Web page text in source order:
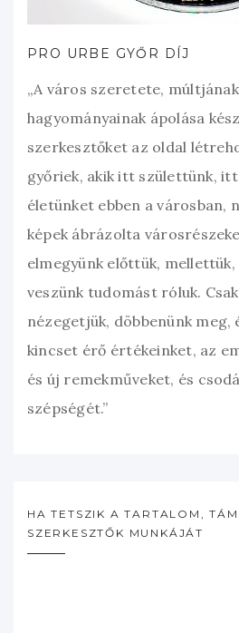
PRO URBE GYŐR DÍJ
„A város szeretete,
hagyományainak ápolása
szerkesztőket az oldal
győriek, akik itt születtünk,
életünket ebben a városban,
képek ábrázolta
elmegyünk előttük,
veszünk tudomást róluk.
nézegetjük, döbbenünk meg,
kincset érő értékeinket, az
és új remekműveket, és
szépségét.”
HA TETSZIK A TARTALOM,
SZERKESZTŐK MUNKÁJÁT